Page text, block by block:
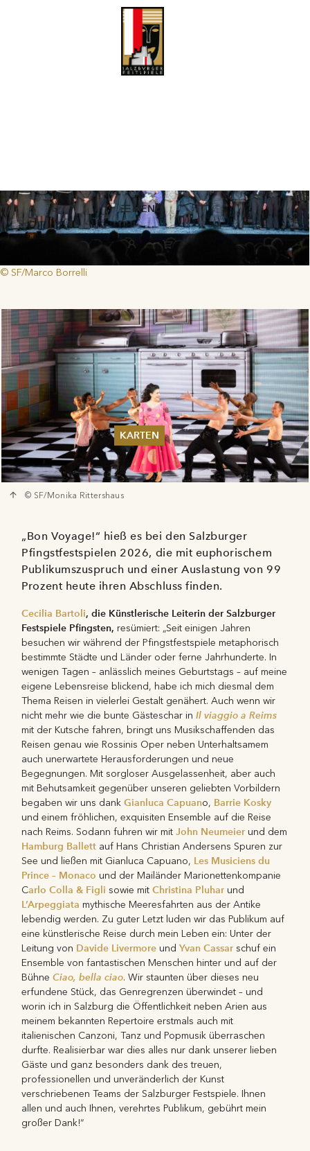
MENÜ
KARTEN
Sommer 2026
Pfingsten 2026
Abonnements
Rückblick: Salzburger Festspiele Pfingsten 2026
Das waren die Salzburger Festspiele Pfingsten 2026
Mit der Unterstützung von ROLEX
© SF/Marco Borrelli
© SF/Monika Rittershaus
„Bon Voyage!“ hieß es bei den Salzburger
Pfingstfestspielen 2026, die mit euphorischem
Publikumszuspruch und einer Auslastung von 99
Prozent heute ihren Abschluss finden.
Cecilia Bartoli, die Künstlerische Leiterin der Salzburger
Festspiele Pfingsten, resümiert: „Seit einigen Jahren
besuchen wir während der Pfingstfestspiele metaphorisch
bestimmte Städte und Länder oder ferne Jahrhunderte. In
wenigen Tagen – anlässlich meines Geburtstags – auf meine
eigene Lebensreise blickend, habe ich mich diesmal dem
Thema Reisen in vielerlei Gestalt genähert. Auch wenn wir
nicht mehr wie die bunte Gästeschar inIl viaggio a Reims
mit der Kutsche fahren, bringt uns Musikschaffenden das
Reisen genau wie Rossinis Oper neben Unterhaltsamem
auch unerwartete Herausforderungen und neue
Begegnungen. Mit sorgloser Ausgelassenheit, aber auch
mit Behutsamkeit gegenüber unseren geliebten Vorbildern
begaben wir uns dankGianluca Capuano, Barrie Kosky
und einem fröhlichen, exquisiten Ensemble auf die Reise
nach Reims. Sodann fuhren wir mitJohn Neumeier und dem
Hamburg Ballett auf Hans Christian Andersens Spuren zur
See und ließen mit Gianluca Capuano, Les Musiciens du
Prince – Monaco und der Mailänder Marionettenkompanie
Carlo Colla & Figli sowie mitChristina Pluhar und
L’Arpeggiata mythische Meeresfahrten aus der Antike
lebendig werden. Zu guter Letzt luden wir das Publikum auf
eine künstlerische Reise durch mein Leben ein: Unter der
Leitung von Davide Livermore undYvan Cassar schuf ein
Ensemble von fantastischen Menschen hinter und auf der
BühneCiao, bella ciao. Wir staunten über dieses neu
erfundene Stück, das Genregrenzen überwindet – und
worin ich in Salzburg die Öffentlichkeit neben Arien aus
meinem bekannten Repertoire erstmals auch mit
italienischen Canzoni, Tanz und Popmusik überraschen
durfte. Realisierbar war dies alles nur dank unserer lieben
Gäste und ganz besonders dank des treuen,
professionellen und unveränderlich der Kunst
verschriebenen Teams der Salzburger Festspiele. Ihnen
allen und auch Ihnen, verehrtes Publikum, gebührt mein
großer Dank!“